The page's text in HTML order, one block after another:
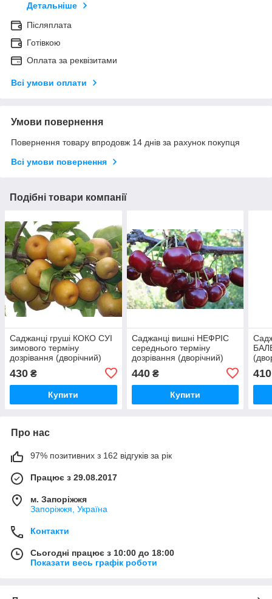
Детальніше
Післяплата
Готівкою
Оплата за реквізитами
Всі умови оплати
Умови повернення
Повернення товару впродовж 14 днів за рахунок покупця
Всі умови повернення
Подібні товари компанії
Саджанці груші КОКО СУІ
зимового терміну
дозрівання (дворічний)
430 ₴
Купити
Саджанці вишні НЕФРІС
середнього терміну
дозрівання (дворічний)
440₴
Купити
410
Про нас
97% позитивних з 162 відгуків за рік
Працює з 29.08.2017
м. Запоріжжя
Запоріжжя, Україна
Контакти
Сьогодні працює з 10:00 до 18:00
Показати весь графік роботи